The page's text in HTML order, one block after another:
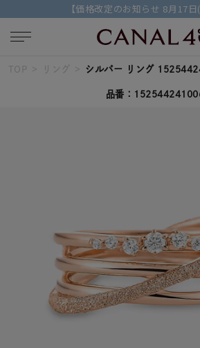
【2026 AUTUMN COLLECTION】特典
キー
カテゴリー
TOP リング シルバー リング
品番：